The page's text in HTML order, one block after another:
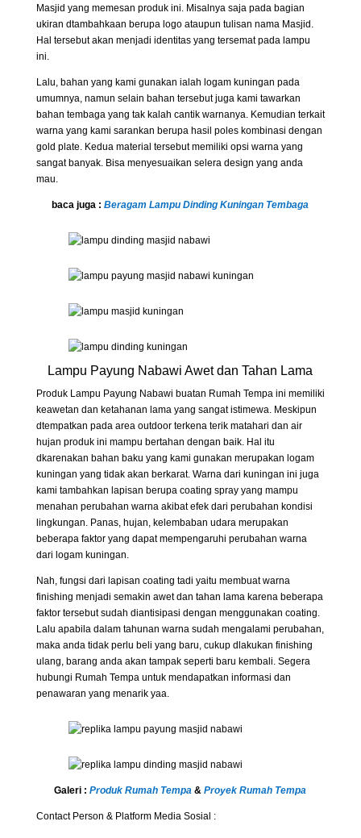
Masjid yang memesan produk ini. Misalnya saja pada bagian
ukiran dtambahkaan berupa logo ataupun tulisan nama Masjid.
Hal tersebut akan menjadi identitas yang tersemat pada lampu
ini.
Lalu, bahan yang kami gunakan ialah logam kuningan pada
umumnya, namun selain bahan tersebut juga kami tawarkan
bahan tembaga yang tak kalah cantik warnanya. Kemudian terkait
warna yang kami sarankan berupa hasil poles kombinasi dengan
gold plate. Kedua material tersebut memiliki opsi warna yang
sangat banyak. Bisa menyesuaikan selera design yang anda
mau.
baca juga :Beragam Lampu Dinding Kuningan Tembaga
Lampu Payung Nabawi Awet dan Tahan Lama
Produk Lampu Payung Nabawi buatan Rumah Tempa ini memiliki
keawetan dan ketahanan lama yang sangat istimewa. Meskipun
dtempatkan pada area outdoor terkena terik matahari dan air
hujan produk ini mampu bertahan dengan baik. Hal itu
dkarenakan bahan baku yang kami gunakan merupakan logam
kuningan yang tidak akan berkarat. Warna dari kuningan ini juga
kami tambahkan lapisan berupa coating spray yang mampu
menahan perubahan warna akibat efek dari perubahan kondisi
lingkungan. Panas, hujan, kelembaban udara merupakan
beberapa faktor yang dapat mempengaruhi perubahan warna
dari logam kuningan.
Nah, fungsi dari lapisan coating tadi yaitu membuat warna
finishing menjadi semakin awet dan tahan lama karena beberapa
faktor tersebut sudah diantisipasi dengan menggunakan coating.
Lalu apabila dalam tahunan warna sudah mengalami perubahan,
maka anda tidak perlu beli yang baru, cukup dlakukan finishing
ulang, barang anda akan tampak seperti baru kembali. Segera
hubungi Rumah Tempa untuk mendapatkan informasi dan
penawaran yang menarik yaa.
Galeri : Produk Rumah Tempa &Proyek Rumah Tempa
Contact Person & Platform Media Sosial :